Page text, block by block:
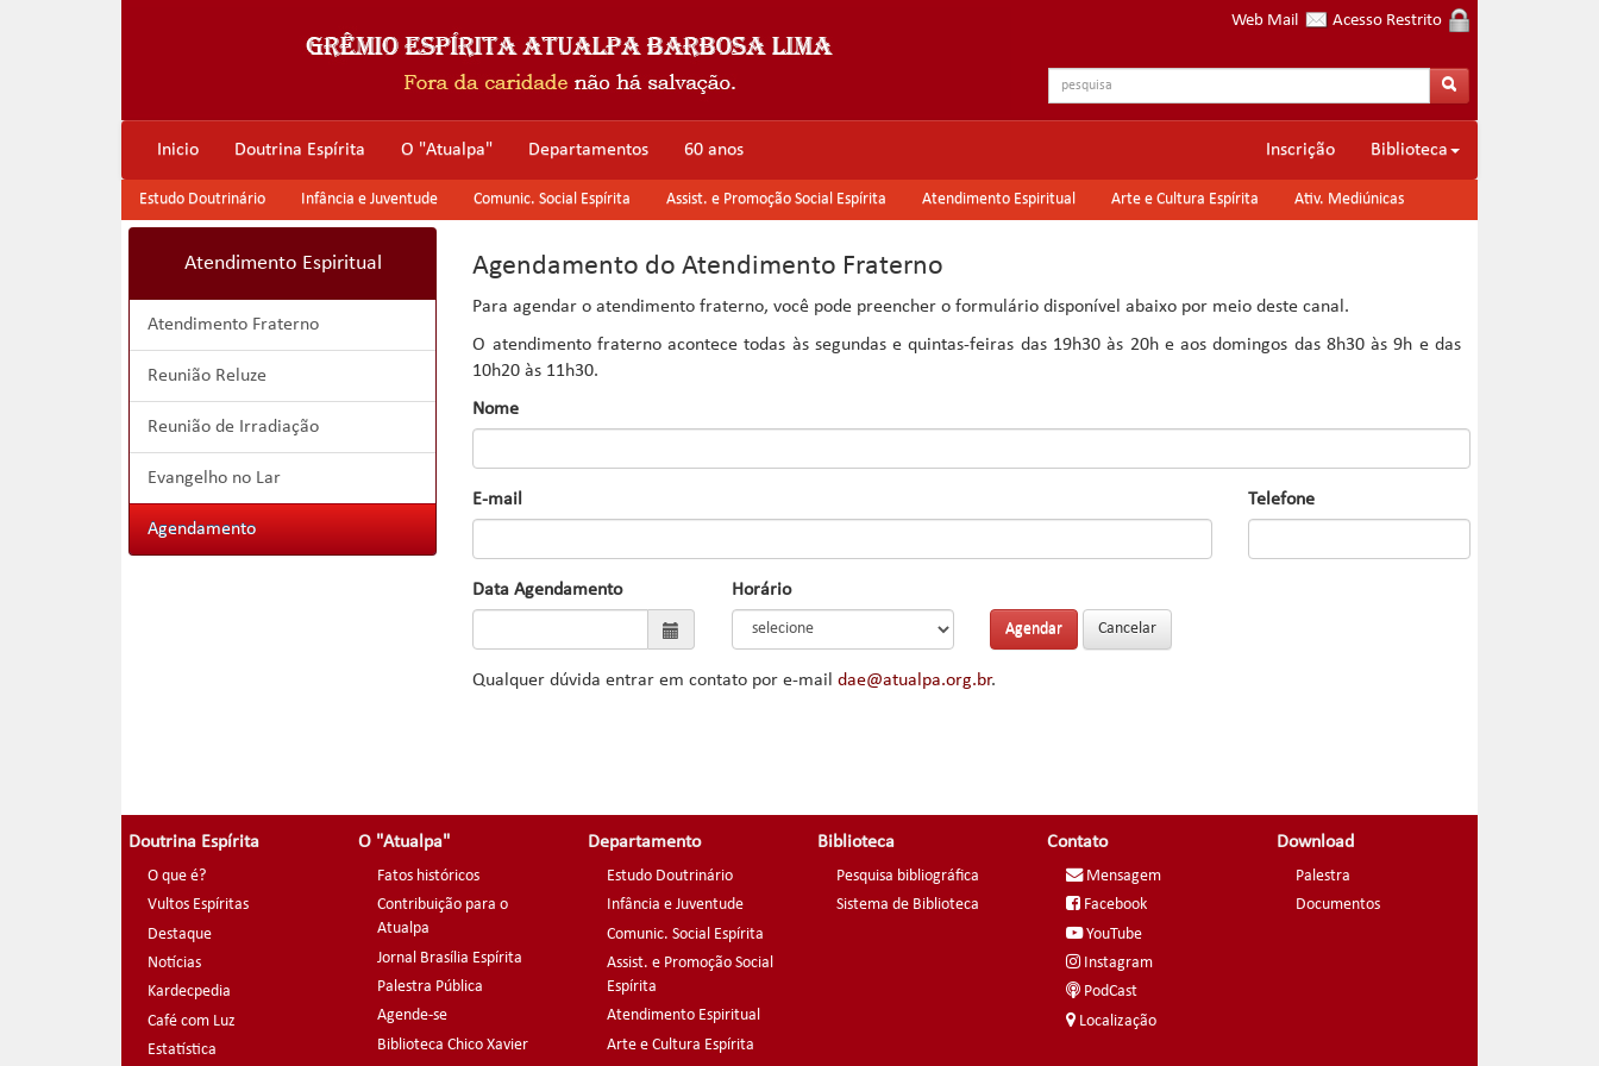
Web Mail Acesso Restrito
Inicio Doutrina Espírita O "Atualpa" Departamentos 60 anos Inscrição Biblioteca
Estudo Doutrinário Infância e Juventude Comunic. Social Espírita Assist. e Promoção Social Espírita Atendimento Espiritual Arte e Cultura Espírita Ativ. Mediúnicas
Atendimento Espiritual
Atendimento Fraterno
Reunião Reluze
Reunião de Irradiação
Evangelho no Lar
Agendamento
Agendamento do Atendimento Fraterno
Para agendar o atendimento fraterno, você pode preencher o formulário disponível abaixo por meio deste canal.
O atendimento fraterno acontece todas às segundas e quintas-feiras das 19h30 às 20h e aos domingos das 8h30 às 9h e das
10h20 às 11h30.
Nome
E-mail Telefone
Data Agendamento Horário
Qualquer dúvida entrar em contato por e-maildae@atualpa.org.br.
Doutrina Espírita
O que é?
Vultos Espíritas
Destaque
Notícias
Kardecpedia
Café com Luz
Estatística
O "Atualpa"
Fatos históricos
Contribuição para o
Atualpa
Jornal Brasília Espírita
Palestra Pública
Agende-se
Biblioteca Chico Xavier
Departamento
Estudo Doutrinário
Infância e Juventude
Comunic. Social Espírita
Assist. e Promoção Social
Espírita
Atendimento Espiritual
Arte e Cultura Espírita
Biblioteca
Pesquisa bibliográfica
Sistema de Biblioteca
Contato
Mensagem
Facebook
YouTube
Instagram
PodCast
Localização
Download
Palestra
Documentos